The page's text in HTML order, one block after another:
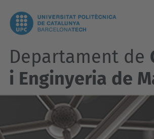
Departament de
i Enginyeria de